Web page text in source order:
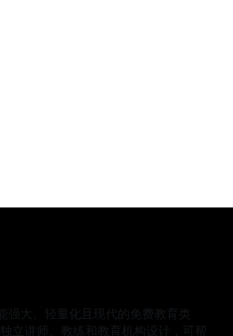
强大、轻量化且现代的免费教育类
立讲师、教练和教育机构设计，可帮